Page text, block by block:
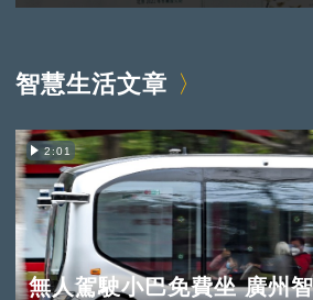
智慧生活文章
2:01
無人駕駛小巴免費坐 廣州